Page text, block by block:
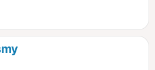
permet d'admirer des maisons
pure merveille. Un départ sur la
tout un parcours sur la
Yon.